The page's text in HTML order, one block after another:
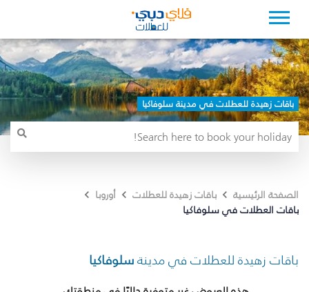
باقات زهيدة للعطلات في مدينة سلوفاكيا
الصفحة الرئيسية باقات زهيدة للعطلات
أوروبا
باقات العطلات في سلوفاكيا
باقات زهيدة للعطلات في مدينةسلوفاكيا